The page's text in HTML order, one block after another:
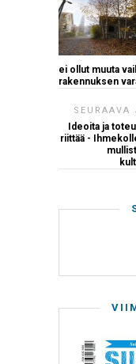
ei ollut muuta
rakennuksen
SEURAAVA
Ideoita ja
riittää -